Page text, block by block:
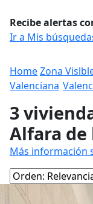
Recibe alertas
Ir a Mis
HomeZona
Valenciana
3
Alfara de
Más información